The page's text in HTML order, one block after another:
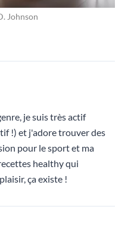
Johnson
je suis très actif
!) et j'adore trouver des
pour le sport et ma
healthy qui
ça existe !